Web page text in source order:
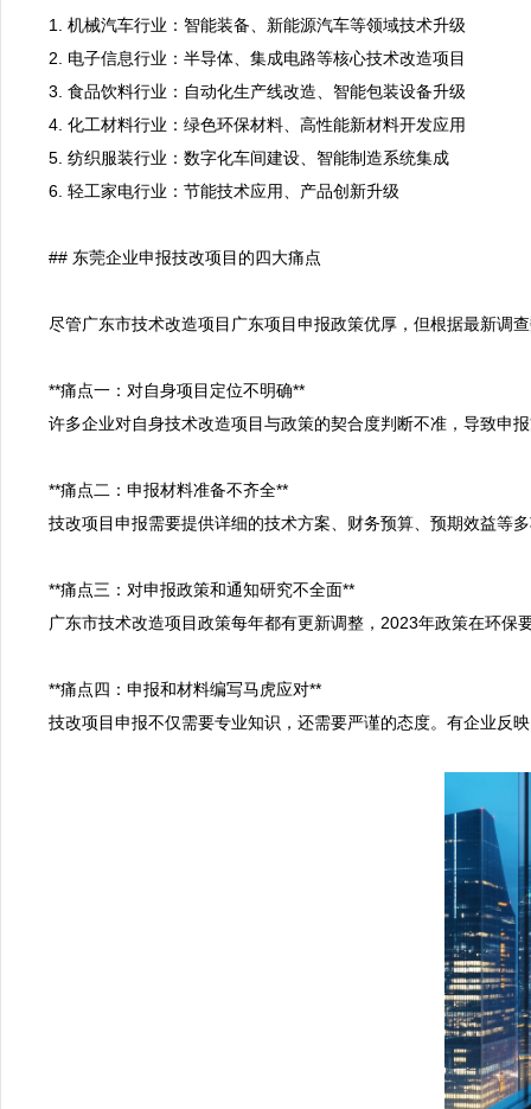
1. 机械汽车行业：智能装备、新能源汽车等领域技术升级
2. 电子信息行业：半导体、集成电路等核心技术改造项目
3. 食品饮料行业：自动化生产线改造、智能包装设备升级
4. 化工材料行业：绿色环保材料、高性能新材料开发应用
5. 纺织服装行业：数字化车间建设、智能制造系统集成
6. 轻工家电行业：节能技术应用、产品创新升级
## 东莞企业申报技改项目的四大痛点
尽管广东市技术改造项目广东项目申报政策优厚，但根据最新调
**痛点一：对自身项目定位不明确**
许多企业对自身技术改造项目与政策的契合度判断不准，导致申
**痛点二：申报材料准备不齐全**
技改项目申报需要提供详细的技术方案、财务预算、预期效益等
**痛点三：对申报政策和通知研究不全面**
广东市技术改造项目政策每年都有更新调整，2023年政策在环
**痛点四：申报和材料编写马虎应对**
技改项目申报不仅需要专业知识，还需要严谨的态度。有企业反